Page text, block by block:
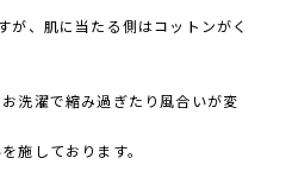
が、肌に当たる側はコットンがく
洗濯で縮み過ぎたり風合いが変
施しております。